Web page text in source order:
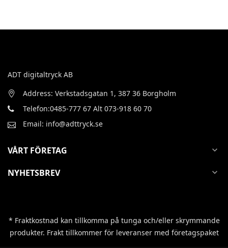
ADT digitaltryck AB
Address: Verkstadsgatan 1, 387 36 Borgholm
Telefon:0485-777 67 Alt 073-918 60 70
Email: info@adttryck.se
VÅRT FÖRETAG expand_more
NYHETSBREV expand_more
* Fraktkostnad kan tillkomma på tunga och/eller skrymmande
produkter. Frakt tillkommer för leveranser med företagspaket